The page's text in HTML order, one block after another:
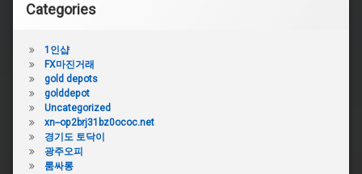
Categories
1인샵
FX마진거래
gold depots
golddepot
Uncategorized
xn--op2brj31bz0ococ.net
경기도 토닥이
광주오피
룸싸롱